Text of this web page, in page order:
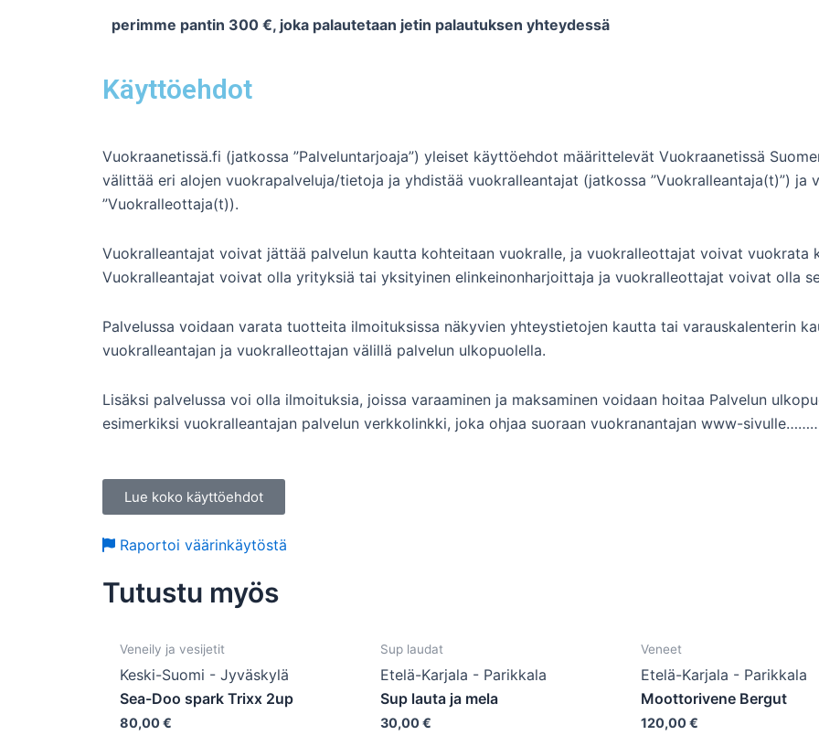
perimme pantin 300 €, joka palautetaan jetin palautuksen yhteydessä
Käyttöehdot
Vuokraanetissä.fi (jatkossa ”Palveluntarjoaja”) yleiset käyttöehdot määrittelevät Vuokraanetissä
välittää eri alojen vuokrapalveluja/tietoja ja yhdistää vuokralleantajat (jatkossa ”Vuokralleantaja(t)”) ja
”Vuokralleottaja(t)).
Vuokralleantajat voivat jättää palvelun kautta kohteitaan vuokralle, ja vuokralleottajat voivat vuokrata
Vuokralleantajat voivat olla yrityksiä tai yksityinen elinkeinonharjoittaja ja vuokralleottajat voivat olla
Palvelussa voidaan varata tuotteita ilmoituksissa näkyvien yhteystietojen kautta tai varauskalenterin
vuokralleantajan ja vuokralleottajan välillä palvelun ulkopuolella.
Lisäksi palvelussa voi olla ilmoituksia, joissa varaaminen ja maksaminen voidaan hoitaa Palvelun
esimerkiksi vuokralleantajan palvelun verkkolinkki, joka ohjaa suoraan vuokranantajan www-
Lue koko käyttöehdot
Raportoi väärinkäytöstä
Tutustu myös
Veneily ja vesijetit
Keski-Suomi - Jyväskylä
Sea-Doo spark Trixx 2up
80,00€
Sup laudat
Etelä-Karjala - Parikkala
Sup lauta ja mela
30,00€
Veneet
Etelä-Karjala - Parikkala
Moottorivene Bergut
120,00€